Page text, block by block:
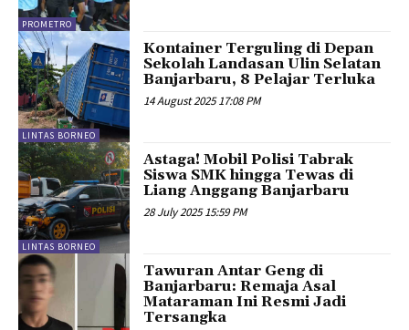
PROMETRO
LINTAS BORNEO
Kontainer Terguling di Depan
Sekolah Landasan Ulin Selatan
Banjarbaru, 8 Pelajar Terluka
14 August 2025 17:08 PM
LINTAS BORNEO
Astaga! Mobil Polisi Tabrak
Siswa SMK hingga Tewas di
Liang Anggang Banjarbaru
28 July 2025 15:59 PM
Tawuran Antar Geng di
Banjarbaru: Remaja Asal
Mataraman Ini Resmi Jadi
Tersangka